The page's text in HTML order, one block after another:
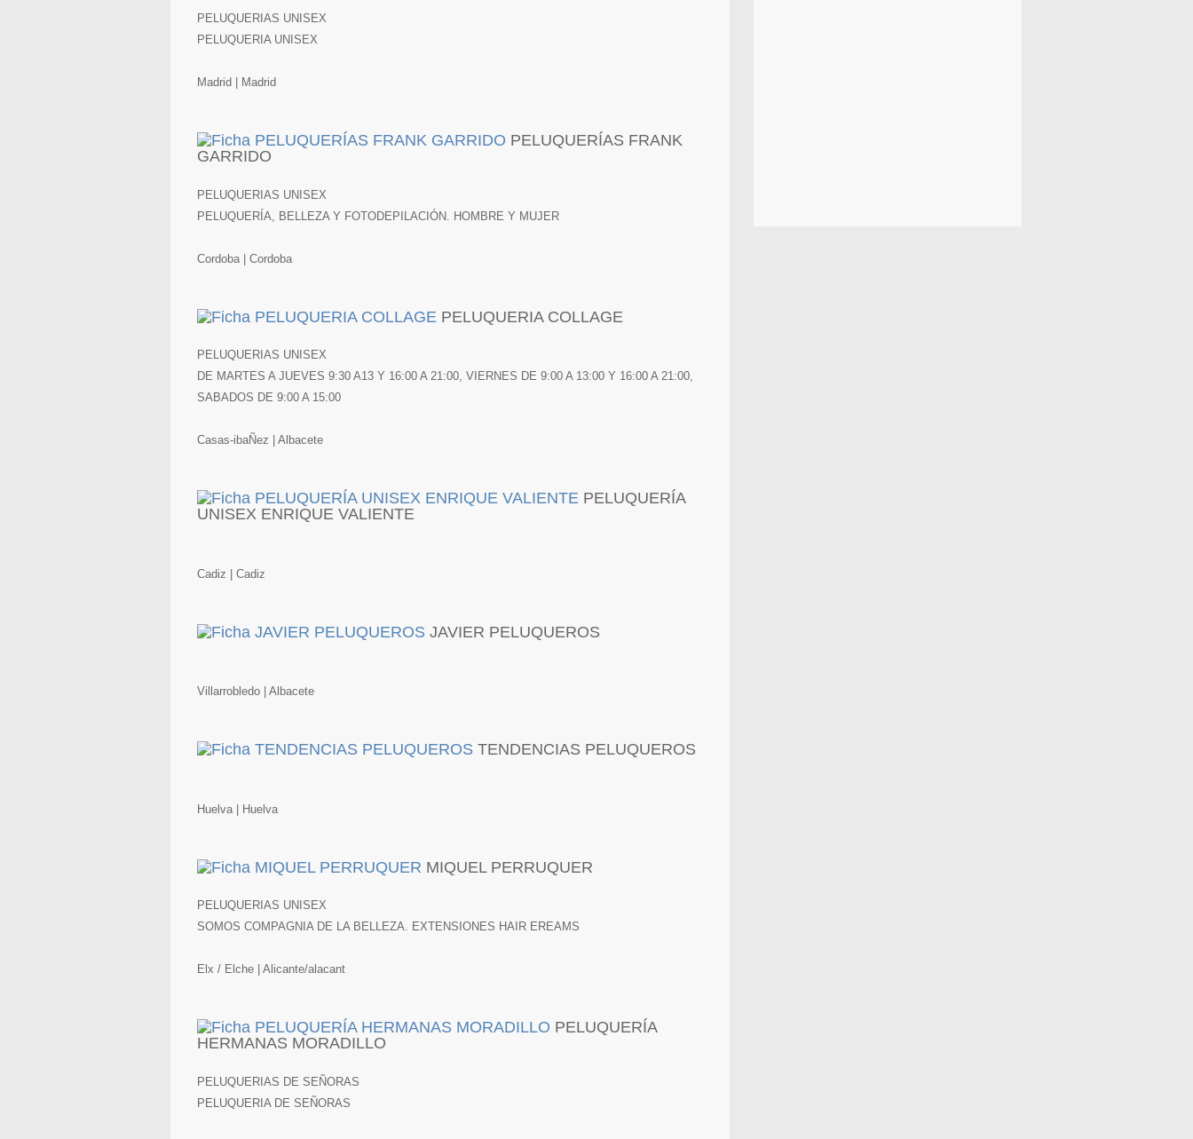
PELUQUERIAS UNISEX
PELUQUERIA UNISEX
Madrid | Madrid
PELUQUERÍAS FRANK
GARRIDO
PELUQUERIAS UNISEX
PELUQUERÍA, BELLEZA Y FOTODEPILACIÓN. HOMBRE Y MUJER
Cordoba | Cordoba
PELUQUERIA COLLAGE
PELUQUERIAS UNISEX
DE MARTES A JUEVES 9:30 A13 Y 16:00 A 21:00, VIERNES DE 9:00 A 13:00 Y 16:00 A 21:00,
SABADOS DE 9:00 A 15:00
Casas-ibaÑez | Albacete
PELUQUERÍA
UNISEX ENRIQUE VALIENTE
Cadiz | Cadiz
JAVIER PELUQUEROS
Villarrobledo | Albacete
TENDENCIAS PELUQUEROS
Huelva | Huelva
MIQUEL PERRUQUER
PELUQUERIAS UNISEX
SOMOS COMPAGNIA DE LA BELLEZA. EXTENSIONES HAIR EREAMS
Elx / Elche | Alicante/alacant
PELUQUERÍA
HERMANAS MORADILLO
PELUQUERIAS DE SEÑORAS
PELUQUERIA DE SEÑORAS